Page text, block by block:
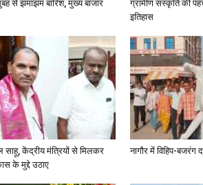
से झमाझम बारिश, मुख्य बाजार
ग्रामीण संस्कृति की
इतिहास
साहू, केंद्रीय मंत्रियों से मिलकर
के मुद्दे उठाए
नागौर में विहिप-बजरंग